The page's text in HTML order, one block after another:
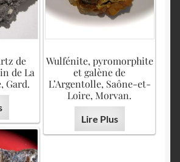
de
de La
Gard.
Wulfénite, pyromorphite
et galène de
L’Argentolle, Saône-et-
Loire, Morvan.
Lire Plus